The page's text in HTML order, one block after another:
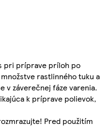
pri príprave príloh po
rastlinného tuku a
v záverečnej fáze varenia.
k príprave polievok,
Pred použitím